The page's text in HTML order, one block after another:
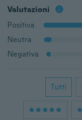
Valutazioni
Positiva
Neutra
Negativa
Tutti